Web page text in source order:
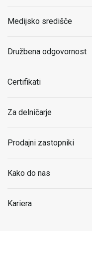
Medijsko središče
Družbena odgovornost
Certifikati
Za delničarje
Prodajni zastopniki
Kako do nas
Kariera